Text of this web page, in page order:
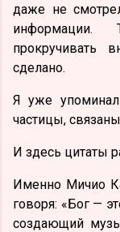
даже не
информации.
прокручивать
сделано.
Я уже
частицы,
И здесь цитаты
Именно Мичио
говоря: «Бог —
создающий